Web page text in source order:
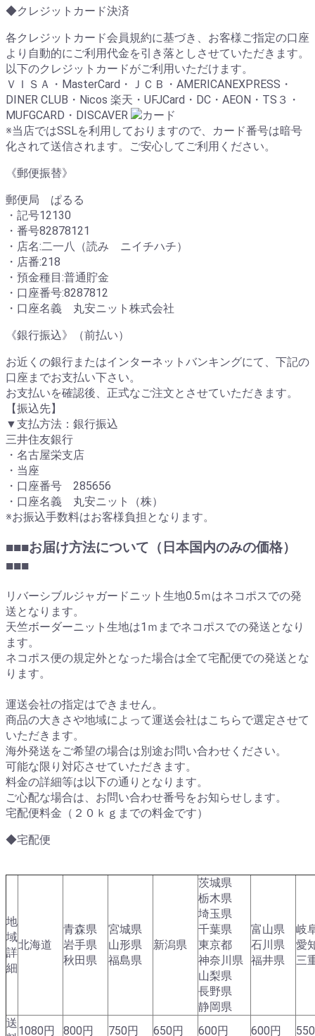
◆クレジットカード決済
各クレジットカード会員規約に基づき、お客様ご指定の口座
より自動的にご利用代金を引き落としさせていただきます。
以下のクレジットカードがご利用いただけます。
ＶＩＳＡ・MasterCard・ＪＣＢ・AMERICANEXPRESS・
DINER CLUB・Nicos 楽天・UFJCard・DC・AEON・TS３・
MUFGCARD・DISCAVER
※当店ではSSLを利用しておりますので、カード番号は暗号
化されて送信されます。ご安心してご利用ください。
《郵便振替》
郵便局 ぱるる
・記号12130
・番号82878121
・店名:二一八（読み ニイチハチ）
・店番:218
・預金種目:普通貯金
・口座番号:8287812
・口座名義 丸安ニット株式会社
《銀行振込》（前払い）
お近くの銀行またはインターネットバンキングにて、下記の
口座までお支払い下さい。
お支払いを確認後、正式なご注文とさせていただきます。
【振込先】
▼支払方法：銀行振込
三井住友銀行
・名古屋栄支店
・当座
・口座番号 285656
・口座名義 丸安ニット（株）
※お振込手数料はお客様負担となります。
■■■お届け方法について（日本国内のみの価格）
■■■
リバーシブルジャガードニット生地0.5ｍはネコポスでの発
送となります。
天竺ボーダーニット生地は1ｍまでネコポスでの発送となり
ます。
ネコポス便の規定外となった場合は全て宅配便での発送とな
ります。
運送会社の指定はできません。
商品の大きさや地域によって運送会社はこちらで選定させて
いただきます。
海外発送をご希望の場合は別途お問い合わせください。
可能な限り対応させていただきます。
料金の詳細等は以下の通りとなります。
ご心配な場合は、お問い合わせ番号をお知らせします。
宅配便料金（２０ｋｇまでの料金です）
◆宅配便
地
域
詳
細
北海道
青森県
岩手県
秋田県
宮城県
山形県
福島県
新潟県
茨城県
栃木県
埼玉県
千葉県
東京都
神奈川県
山梨県
長野県
静岡県
富山県
石川県
福井県
岐
愛
三
送
1080円 800円 750円 650円 600円 600円